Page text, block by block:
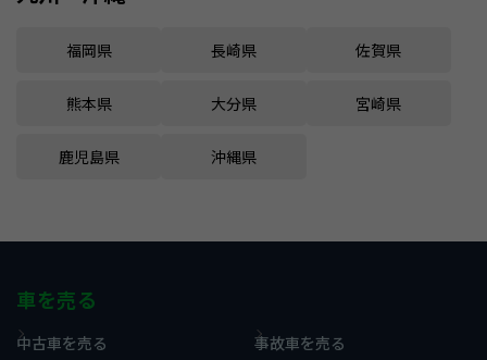
福岡県 長崎県 佐賀県
熊本県 大分県 宮崎県
鹿児島県 沖縄県
車を売る
中古車を売る
事故車を売る